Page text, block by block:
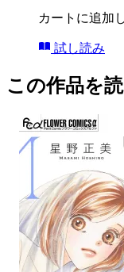
カートに追加
試し読み
この作品を